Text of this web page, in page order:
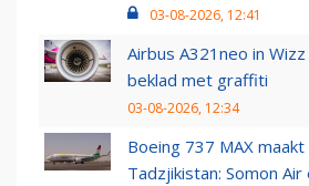
03-08-2026, 12:41
Airbus A321neo in
beklad met graffiti
03-08-2026, 12:34
Boeing 737 MAX
Tadzjikistan: Somon